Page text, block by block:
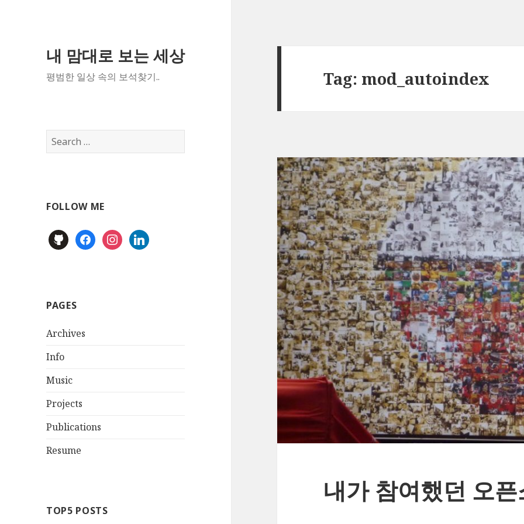
내 맘대로 보는 세상
평범한 일상 속의 보석찾기..
Search
for:
FOLLOW ME
githubfacebookinstagram
linkedin
PAGES
Archives
Info
Music
Projects
Publications
Resume
TOP5 POSTS
Tag: mod_autoindex
내가 참여했던 오